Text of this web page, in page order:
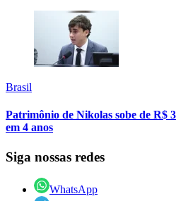
Brasil
Patrimônio de Nikolas sobe de R$
em 4 anos
Siga nossas redes
WhatsApp